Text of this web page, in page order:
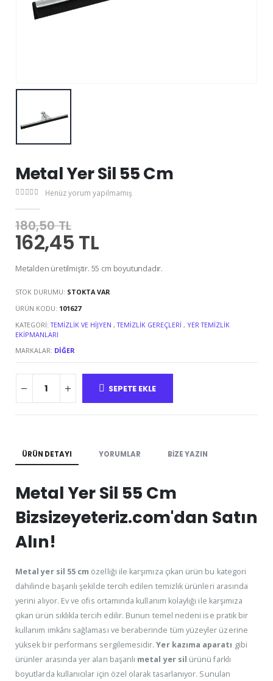
Metal Yer Sil 55 Cm
Henüz yorum yapılmamış
180,50 TL
162,45 TL
Metalden üretilmiştir. 55 cm boyutundadır.
STOK DURUMU: STOKTA VAR
ÜRÜN KODU: 101627
KATEGORI:TEMIZLIK VE HIJYEN ,TEMIZLIK GEREÇLERI ,YER TEMIZLIK
EKIPMANLARI
MARKALAR: DIĞER
SEPETE EKLE
ÜRÜN DETAYI YORUMLAR BIZE YAZIN
Metal Yer Sil 55 Cm
Bizsizeyeteriz.com'dan Satın
Alın!
Metal yer sil 55 cm özelliği ile karşımıza çıkan ürün bu kategori
dahilinde başarılı şekilde tercih edilen temizlik ürünleri arasında
yerini alıyor. Ev ve ofis ortamında kullanım kolaylığı ile karşımıza
çıkan ürün sıklıkla tercih edilir. Bunun temel nedeni ise pratik bir
kullanım imkânı sağlaması ve beraberinde tüm yüzeyler üzerine
yüksek bir performans sergilemesidir.Yer kazıma aparatı gibi
ürünler arasında yer alan başarılı metal yer sil ürünü farklı
boyutlarda kullanıcılar için özel olarak tasarlanıyor. Sunulan